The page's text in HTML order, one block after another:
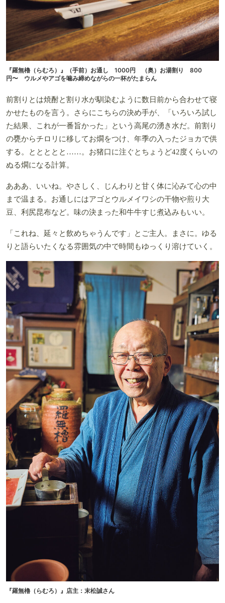
『羅無櫓（らむろ）』（手前）お通し 1000円 （奥）お湯割り 800
円〜 ウルメやアゴを噛み締めながらの一杯がたまらん
前割りとは焼酎と割り水が馴染むように数日前から合わせて寝
かせたものを言う。さらにこちらの決め手が、「いろいろ試し
た結果、これが一番旨かった」という高尾の湧き水だ。前割り
の甕からチロリに移してお燗をつけ、年季の入ったジョカで供
する。ととととと……。お猪口に注ぐとちょうど42度くらいの
ぬる燗になる計算。
あああ、いいね。やさしく、じんわりと甘く体に沁みて心の中
まで温まる。お通しにはアゴとウルメイワシの干物や煎り大
豆、利尻昆布など。味の決まった和牛牛すじ煮込みもいい。
「これね、延々と飲めちゃうんです」とご主人。まさに。ゆる
りと語らいたくなる雰囲気の中で時間もゆっくり溶けていく。
『羅無櫓（らむろ）』店主：末松誠さん